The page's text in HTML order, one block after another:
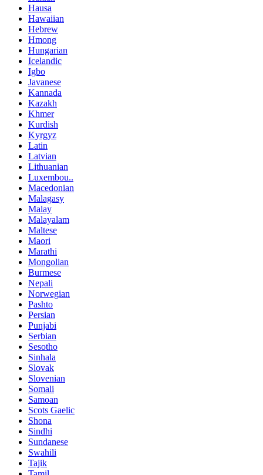
Hausa
Hawaiian
Hebrew
Hmong
Hungarian
Icelandic
Igbo
Javanese
Kannada
Kazakh
Khmer
Kurdish
Kyrgyz
Latin
Latvian
Lithuanian
Luxembou..
Macedonian
Malagasy
Malay
Malayalam
Maltese
Maori
Marathi
Mongolian
Burmese
Nepali
Norwegian
Pashto
Persian
Punjabi
Serbian
Sesotho
Sinhala
Slovak
Slovenian
Somali
Samoan
Scots Gaelic
Shona
Sindhi
Sundanese
Swahili
Tajik